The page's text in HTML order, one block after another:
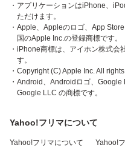
・アプリケーションはiPhone、
ただけます。
・Apple、Appleのロゴ、App
国のApple Inc.の登録商標です。
・iPhone商標は、アイホン株式会
す。
・Copyright (C) Apple Inc. All
・Android、Androidロゴ、Google
Google LLC の商標です。
Yahoo!フリマについて
Yahoo!フリマについて Yahoo!